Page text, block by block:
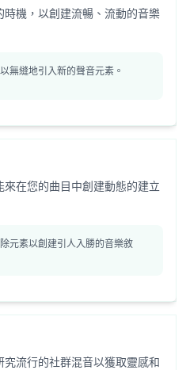
機，以創建流暢、流動的音樂
無縫地引入新的聲音元素。
來在您的曲目中創建動態的建立
元素以創建引人入勝的音樂敘
流行的社群混音以獲取靈感和